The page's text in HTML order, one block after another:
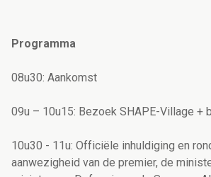
Programma
08u30: Aankomst
09u – 10u15: Bezoek SHAPE-Village +
10u30 - 11u: Officiële inhuldiging en
aanwezigheid van de premier, de